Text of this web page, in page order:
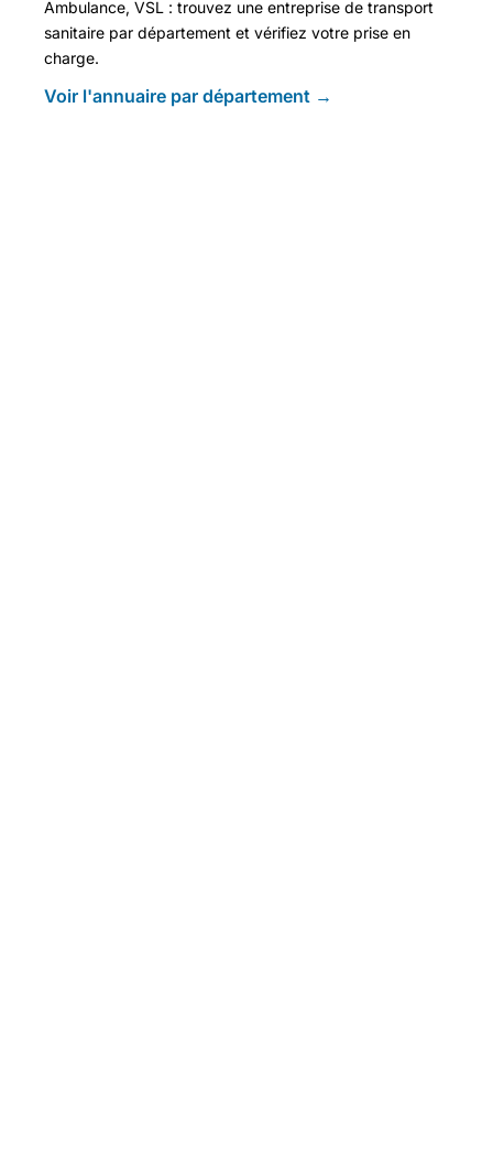
Ambulance, VSL : trouvez une entreprise de transport
sanitaire par département et vérifiez votre prise en
charge.
Voir l'annuaire par département →